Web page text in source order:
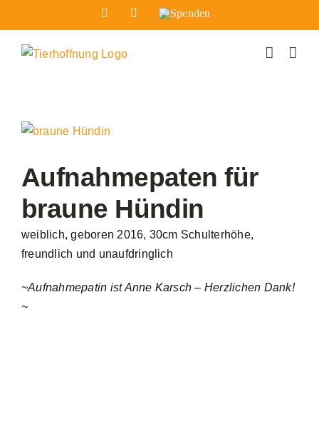
Inhalt
springen
FacebookInstagram
Spenden
Zeige
Bild
Aufnahmepaten für
braune Hündin
weiblich, geboren 2016, 30cm Schulterhöhe,
freundlich und unaufdringlich
~Aufnahmepatin ist Anne Karsch – Herzlichen Dank!
~